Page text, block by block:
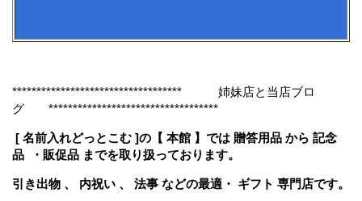
*********************************** 姉妹店と当店ブロ
グ ***********************************
[ 名前入れどっとこむ ]の【 本館 】では 贈答用品 から 記念
品 ・販促品 までを取り扱っております。
引き出物 、 内祝い 、 法事 などの最適・ ギフト 専門店です。